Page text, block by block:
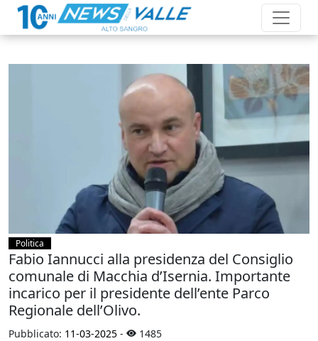
Politica
Fabio Iannucci alla presidenza del Consiglio
comunale di Macchia d’Isernia. Importante
incarico per il presidente dell’ente Parco
Regionale dell’Olivo.
Pubblicato: 11-03-2025 - 1485